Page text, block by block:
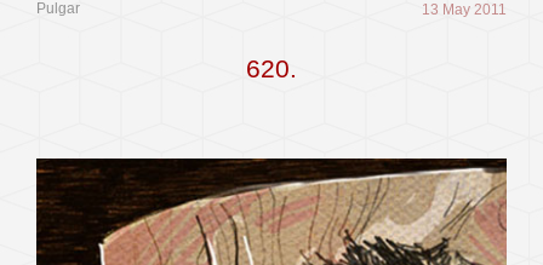
Pulgar 13 May 2011
620.